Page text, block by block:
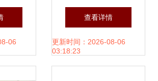
原始
稳信
”主
廉政
06
开展食品安全周宣
传活动，筑牢校园
查看详情
更新时间：2026-08-06
03:18:23